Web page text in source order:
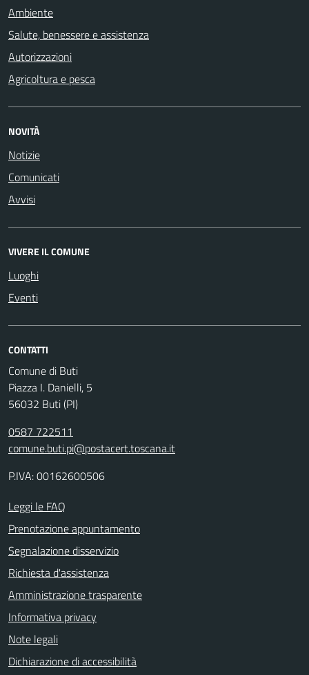
Ambiente
Salute, benessere e assistenza
Autorizzazioni
Agricoltura e pesca
NOVITÀ
Notizie
Comunicati
Avvisi
VIVERE IL COMUNE
Luoghi
Eventi
CONTATTI
Comune di Buti
Piazza I. Danielli, 5
56032 Buti (PI)
0587 722511
comune.buti.pi@postacert.toscana.it
P.IVA: 00162600506
Leggi le FAQ
Prenotazione appuntamento
Segnalazione disservizio
Richiesta d'assistenza
Amministrazione trasparente
Informativa privacy
Note legali
Dichiarazione di accessibilità